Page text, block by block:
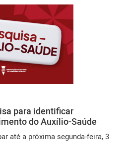
para identificar
do Auxílio-Saúde
até a próxima segunda-feira, 3